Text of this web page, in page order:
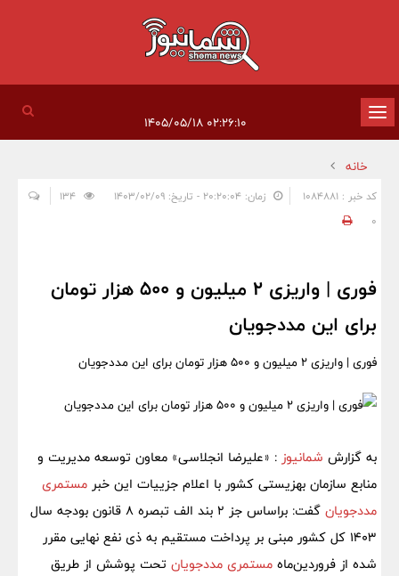
تغییر
وضعیت
ناوبری
خانه
کد خبر : 1084881 زمان: ۲۰:۲۰:۰۴ - تاریخ: ۱۴۰۳/۰۲/۰۹
0
فوری | واریزی 2 میلیون و 500 هزار تومان
برای این مددجویان
فوری | واریزی 2 میلیون و 500 هزار تومان برای این مددجویان
به گزارش شمانیوز : «علیرضا انجلاسی» معاون توسعه مدیریت و
منابع سازمان بهزیستی کشور با اعلام جزییات این خبر مستمری
مددجویان
گفت: براساس جز ۲ بند الف تبصره ۸ قانون بودجه سال
۱۴۰۳ کل کشور مبنی بر پرداخت مستقیم به ذی نفع نهایی مقرر
شده از فروردین‌ماه مستمری مددجویان تحت پوشش از طریق